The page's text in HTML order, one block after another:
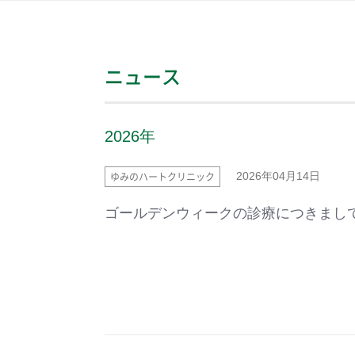
ニュース
2026年
ゆみのハートクリニック 2026年04月14日
ゴールデンウィークの診療につきまし